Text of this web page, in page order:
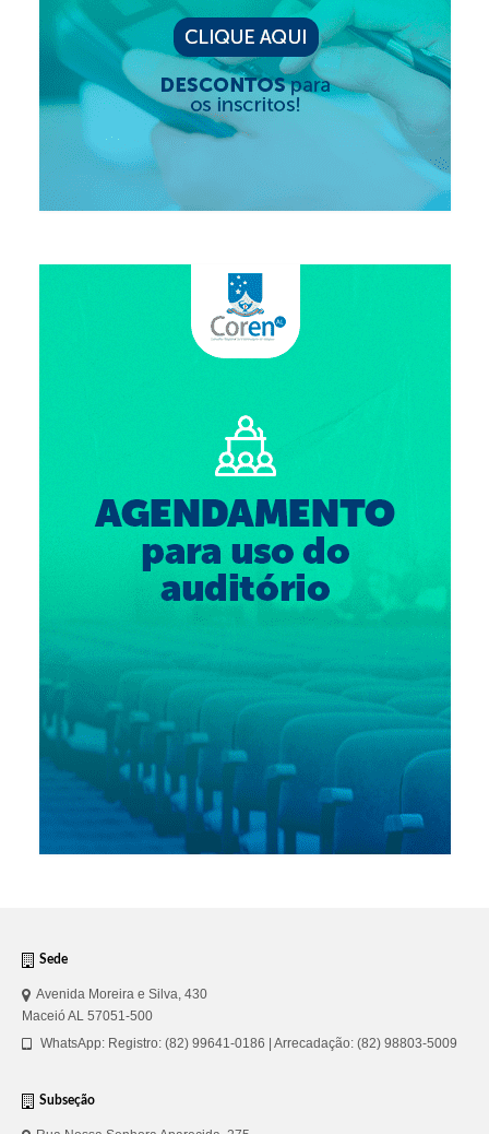
Sede
Avenida Moreira e Silva, 430
Maceió AL 57051-500
WhatsApp: Registro: (82) 99641-0186 | Arrecadação: (82) 98803-5009
Subseção